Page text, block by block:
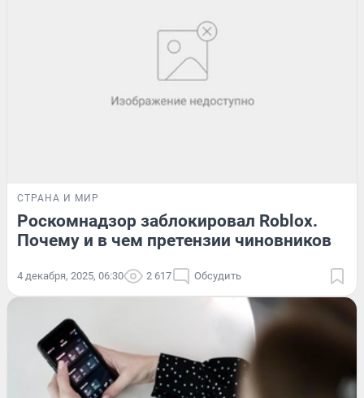
СТРАНА И МИР
Роскомнадзор заблокировал Roblox.
Почему и в чем претензии чиновников
4 декабря, 2025, 06:30 2 617 Обсудить